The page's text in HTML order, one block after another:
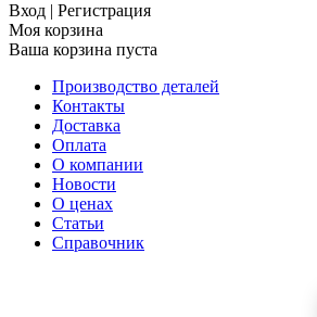
Вход | Регистрация
Моя корзина
Ваша корзина пуста
Производство деталей
Контакты
Доставка
Оплата
О компании
Новости
О ценах
Статьи
Справочник